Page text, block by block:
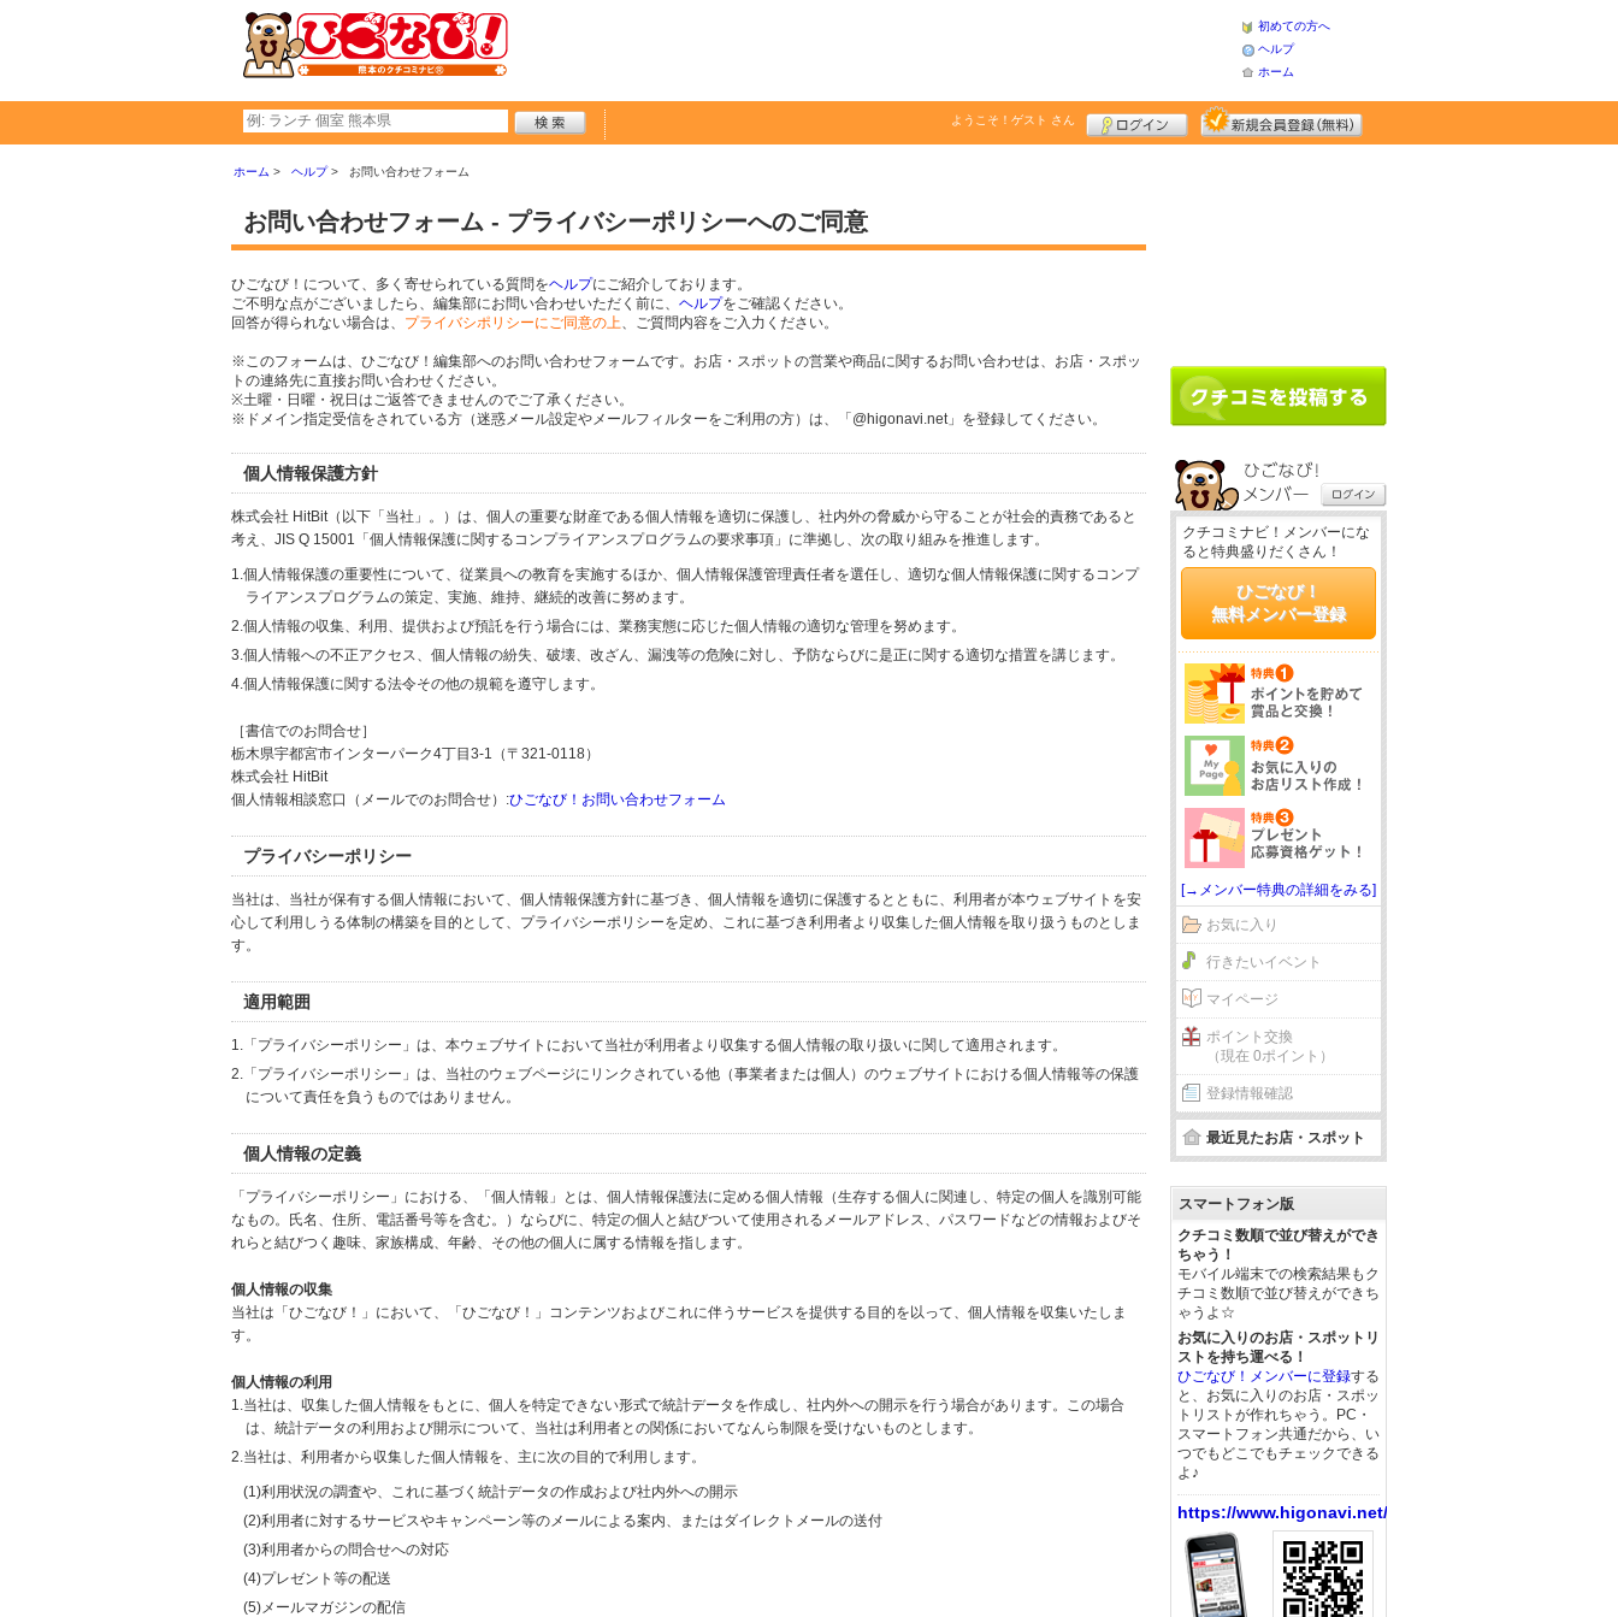
初めての方へ
ヘルプ
ホーム
ようこそ！ ゲスト さん
ホーム ヘルプ お問い合わせフォーム
お問い合わせフォーム - プライバシーポリシーへのご同意
ひごなび！について、多く寄せられている質問をヘルプにご紹介しております。
ご不明な点がございましたら、編集部にお問い合わせいただく前に、 ヘルプをご確認ください。
回答が得られない場合は、 プライバシポリシーにご同意の上、ご質問内容をご入力ください。
※このフォームは、ひごなび！編集部へのお問い合わせフォームです。お店・スポットの営業や商品に関するお問い合わせは、お店・スポッ
トの連絡先に直接お問い合わせください。
※土曜・日曜・祝日はご返答できませんのでご了承ください。
※ドメイン指定受信をされている方（迷惑メール設定やメールフィルターをご利用の方）は、「@higonavi.net」を登録してください。
個人情報保護方針
株式会社 HitBit（以下「当社」。）は、個人の重要な財産である個人情報を適切に保護し、社内外の脅威から守ることが社会的責務であると
考え、JIS Q 15001「個人情報保護に関するコンプライアンスプログラムの要求事項」に準拠し、次の取り組みを推進します。
1.個人情報保護の重要性について、従業員への教育を実施するほか、個人情報保護管理責任者を選任し、適切な個人情報保護に関するコンプ
ライアンスプログラムの策定、実施、維持、継続的改善に努めます。
2.個人情報の収集、利用、提供および預託を行う場合には、業務実態に応じた個人情報の適切な管理を努めます。
3.個人情報への不正アクセス、個人情報の紛失、破壊、改ざん、漏洩等の危険に対し、予防ならびに是正に関する適切な措置を講じます。
4.個人情報保護に関する法令その他の規範を遵守します。
［書信でのお問合せ］
栃木県宇都宮市インターパーク4丁目3-1（〒321-0118）
株式会社 HitBit
個人情報相談窓口（メールでのお問合せ）:ひごなび！お問い合わせフォーム
プライバシーポリシー
当社は、当社が保有する個人情報において、個人情報保護方針に基づき、個人情報を適切に保護するとともに、利用者が本ウェブサイトを安
心して利用しうる体制の構築を目的として、プライバシーポリシーを定め、これに基づき利用者より収集した個人情報を取り扱うものとしま
す。
適用範囲
1.「プライバシーポリシー」は、本ウェブサイトにおいて当社が利用者より収集する個人情報の取り扱いに関して適用されます。
2.「プライバシーポリシー」は、当社のウェブページにリンクされている他（事業者または個人）のウェブサイトにおける個人情報等の保護
について責任を負うものではありません。
個人情報の定義
「プライバシーポリシー」における、「個人情報」とは、個人情報保護法に定める個人情報（生存する個人に関連し、特定の個人を識別可能
なもの。氏名、住所、電話番号等を含む。）ならびに、特定の個人と結びついて使用されるメールアドレス、パスワードなどの情報およびそ
れらと結びつく趣味、家族構成、年齢、その他の個人に属する情報を指します。
個人情報の収集
当社は「ひごなび！」において、「ひごなび！」コンテンツおよびこれに伴うサービスを提供する目的を以って、個人情報を収集いたしま
す。
個人情報の利用
1.当社は、収集した個人情報をもとに、個人を特定できない形式で統計データを作成し、社内外への開示を行う場合があります。この場合
は、統計データの利用および開示について、当社は利用者との関係においてなんら制限を受けないものとします。
2.当社は、利用者から収集した個人情報を、主に次の目的で利用します。
(1)利用状況の調査や、これに基づく統計データの作成および社内外への開示
(2)利用者に対するサービスやキャンペーン等のメールによる案内、またはダイレクトメールの送付
(3)利用者からの問合せへの対応
(4)プレゼント等の配送
(5)メールマガジンの配信
クチコミナビ！メンバーにな
ると特典盛りだくさん！
ひごなび！
無料メンバー登録
[→メンバー特典の詳細をみる]
お気に入り
行きたいイベント
マイページ
ポイント交換
（現在 0ポイント）
登録情報確認
最近見たお店・スポット
スマートフォン版
クチコミ数順で並び替えができ
ちゃう！
モバイル端末での検索結果もク
チコミ数順で並び替えができち
ゃうよ☆
お気に入りのお店・スポットリ
ストを持ち運べる！
ひごなび！メンバーに登録する
と、お気に入りのお店・スポッ
トリストが作れちゃう。PC・
スマートフォン共通だから、い
つでもどこでもチェックできる
よ♪
https://www.higonavi.net/